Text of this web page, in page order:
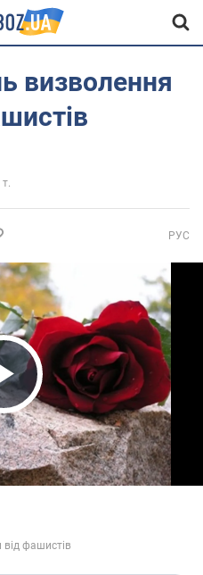
визволення
т.
РУС
Video